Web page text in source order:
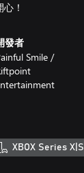
！
發者
Smile /
XBOX Series X|S